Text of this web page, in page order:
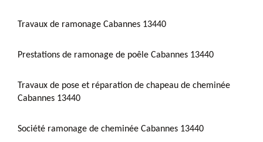
Travaux de ramonage Cabannes 13440
Prestations de ramonage de poêle Cabannes 13440
Travaux de pose et réparation de chapeau de cheminée
Cabannes 13440
Société ramonage de cheminée Cabannes 13440